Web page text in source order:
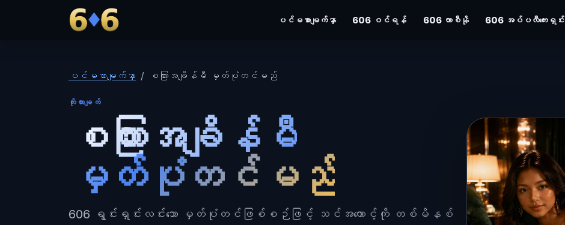
606
ပင်မစာမျက်နှာ 606 ဝင်ရန် 606 ကာစီနို 606 အပ်ပလီကေးရှင်း
ပင်မစာမျက်နှာ စကြားအချိန်မီ မှတ်ပုံတင်မည်
ကိုးကားချက်
စကြားအချိန်မီ
မှတ်ပုံတင်မည်
606 ရွင်းရှင်းလင်းသော မှတ်ပုံတင်ဖြစ်စဉ်ဖြင့် သင်အကောင့်ကို တစ်မိနစ်